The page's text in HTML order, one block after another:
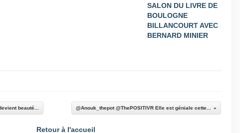
SALON DU LIVRE DE
BOULOGNE
BILLANCOURT AVEC
BERNARD MINIER
beauté... @Anouk_thepot @ThePOSITIVR Elle est géniale cette...
Retour à l'accueil